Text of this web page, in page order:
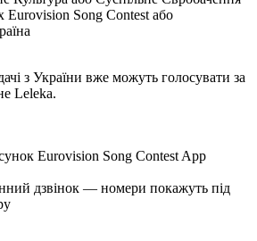
Eurovision Song Contest або
з України вже можуть голосувати за
Leleka.
Eurovision Song Contest App
дзвінок — номери покажуть під